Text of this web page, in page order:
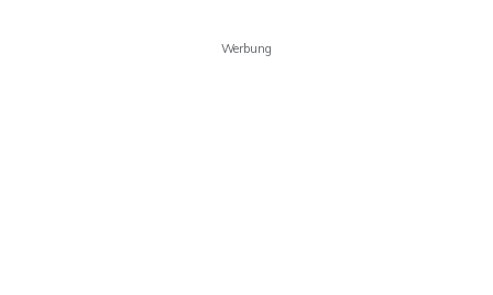
Werbung